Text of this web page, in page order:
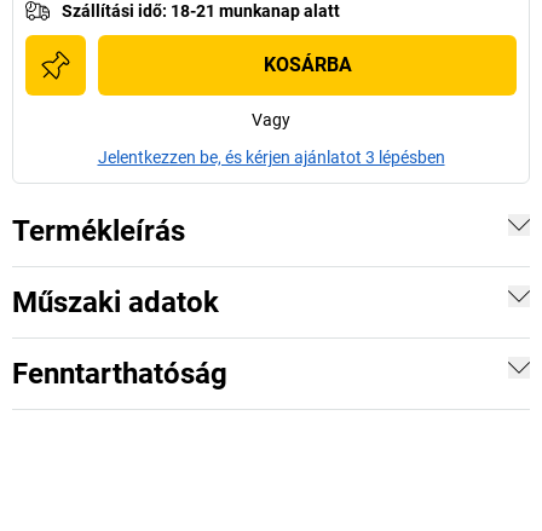
Szállítási idő: 18-21 munkanap alatt
KOSÁRBA
Vagy
Jelentkezzen be, és kérjen ajánlatot 3 lépésben
Termékleírás
Műszaki adatok
Fenntarthatóság